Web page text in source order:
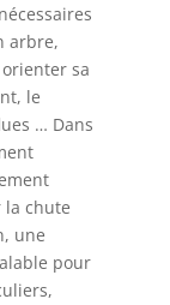
arbre,
sa
le
… Dans
la chute
une
pour